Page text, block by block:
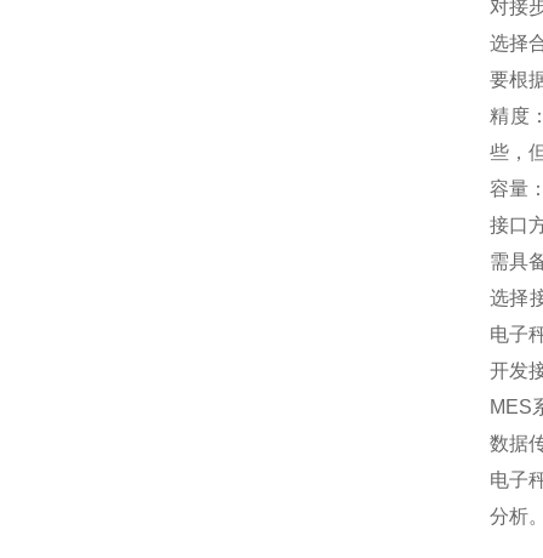
对接
选择
要根
精度
些，
容量
接口
需具
选择
电子
开发
MES
数据
电子
分析